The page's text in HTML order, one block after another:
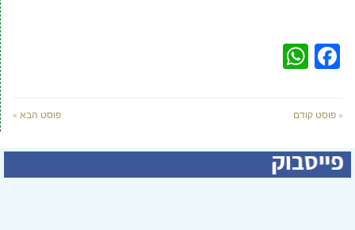
Facebook
« פוסט קודם פוסט הבא »